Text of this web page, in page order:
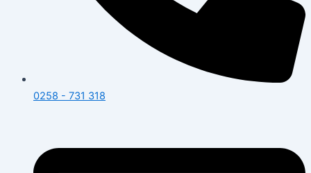
0258 - 731 318